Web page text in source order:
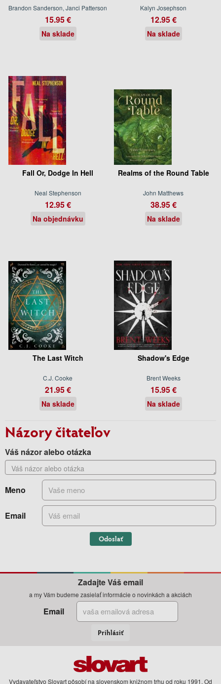
Brandon Sanderson, Janci Patterson
15.95 €
Na sklade
Kalyn Josephson
12.95 €
Na sklade
Fall Or, Dodge In Hell
Neal Stephenson
12.95 €
Na objednávku
Realms of the Round Table
John Matthews
38.95 €
Na sklade
The Last Witch
C.J. Cooke
21.95 €
Na sklade
Shadow's Edge
Brent Weeks
15.95 €
Na sklade
Názory čitateľov
Váš názor alebo otázka
Meno
Email
Odoslať
Zadajte Váš email
a my Vám budeme zasielať informácie o novinkách a akciách
Email
Prihlásiť
Vydavateľstvo Slovart pôsobí na slovenskom knižnom trhu od roku 1991. Od